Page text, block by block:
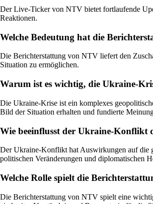
Der Live-Ticker von NTV bietet fortlaufende
Reaktionen.
Welche Bedeutung hat die
Die Berichterstattung von NTV liefert den
Situation zu ermöglichen.
Warum ist es wichtig, die Ukraine-
Die Ukraine-Krise ist ein komplexes
Bild der Situation erhalten und fundierte
Wie beeinflusst der Ukraine-Konflikt
Der Ukraine-Konflikt hat Auswirkungen auf die
politischen Veränderungen und diplomatischen
Welche Rolle spielt die
Die Berichterstattung von NTV spielt eine